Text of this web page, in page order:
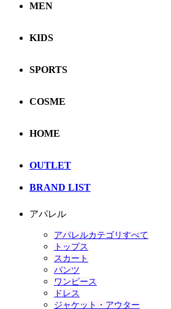
MEN
KIDS
SPORTS
COSME
HOME
OUTLET
BRAND LIST
アパレル
アパレルカテゴリすべて
トップス
スカート
パンツ
ワンピース
ドレス
ジャケット・アウター